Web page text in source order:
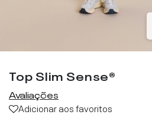
Top Slim Sense®
Avaliações
Adicionar aos favoritos